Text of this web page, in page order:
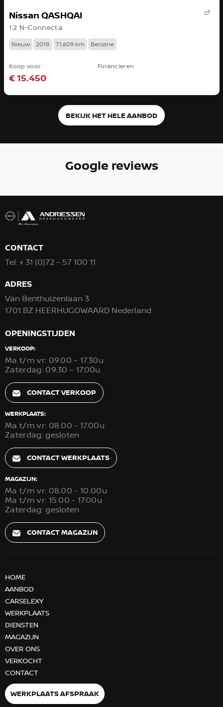
Nissan QASHQAI
1.2 N-Connecta
Nieuw 2018 71.609 km Benzine
Koop voor
€ 15.450
Financieren
BEKIJK HET HELE AANBOD
Google reviews
CONTACT
Tel:+ 31 (0)72 – 57 100 11
ADRES
Van Benthuizenlaan 3
1701 BZ HEERHUGOWAARD Nederland
OPENINGSTIJDEN
VERKOOP:
Ma t/m vr: 09.00 – 17.30u
Zaterdag: 09.30 – 17.00u
CONTACT VERKOOP
WERKPLAATS:
Ma t/m vr: 08.00 - 17.00u
Zaterdag: gesloten
CONTACT WERKPLAATS
MAGAZIJN:
Ma t/m vr: 08.00 - 10.00u
Ma t/m vr: 15.00 - 17.00u
Zaterdag: gesloten
CONTACT MAGAZIJN
HOME
AANBOD
CARSELEXY
WERKPLAATS
DIENSTEN
MAGAZIJN
OVER ONS
VERKOCHT
CONTACT
WERKPLAATS AFSPRAAK